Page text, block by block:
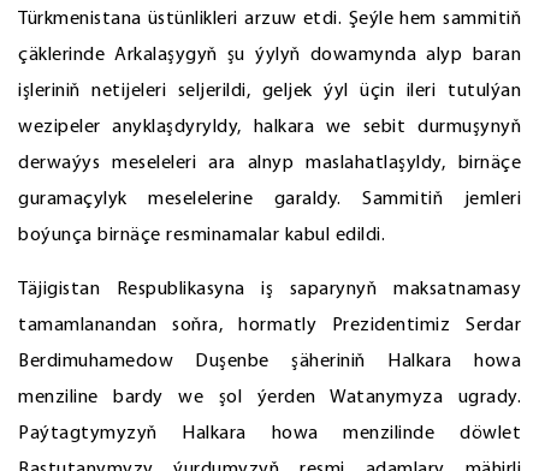
Türkmenistana üstünlikleri arzuw etdi. Şeýle hem sammitiň
çäklerinde Arkalaşygyň şu ýylyň dowamynda alyp baran
işleriniň netijeleri seljerildi, geljek ýyl üçin ileri tutulýan
wezipeler anyklaşdyryldy, halkara we sebit durmuşynyň
derwaýys meseleleri ara alnyp maslahatlaşyldy, birnäçe
guramaçylyk meselelerine garaldy. Sammitiň jemleri
boýunça birnäçe resminamalar kabul edildi.
Täjigistan Respublikasyna iş saparynyň maksatnamasy
tamamlanandan soňra, hormatly Prezidentimiz Serdar
Berdimuhamedow Duşenbe şäheriniň Halkara howa
menziline bardy we şol ýerden Watanymyza ugrady.
Paýtagtymyzyň Halkara howa menzilinde döwlet